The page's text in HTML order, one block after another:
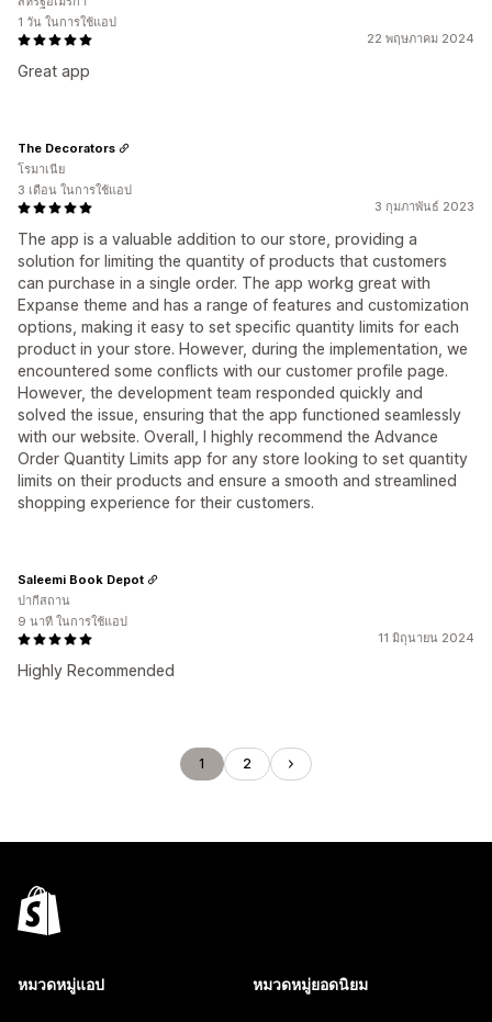
22 พฤษภาคม 2024
Great app
1 วัน ในการใช้แอป
3 กุมภาพันธ์ 2023
The app is a valuable addition to our store, providing a
solution for limiting the quantity of products that customers
can purchase in a single order. The app workg great with
Expanse theme and has a range of features and customization
options, making it easy to set specific quantity limits for each
product in your store. However, during the implementation, we
encountered some conflicts with our customer profile page.
However, the development team responded quickly and
solved the issue, ensuring that the app functioned seamlessly
with our website. Overall, I highly recommend the Advance
Order Quantity Limits app for any store looking to set quantity
limits on their products and ensure a smooth and streamlined
shopping experience for their customers.
The Decorators
โรมาเนีย
3 เดือน ในการใช้แอป
11 มิถุนายน 2024
Highly Recommended
Saleemi Book Depot
ปากีสถาน
9 นาที ในการใช้แอป
1 2
หมวดหมู่แอป หมวดหมู่ยอดนิยม